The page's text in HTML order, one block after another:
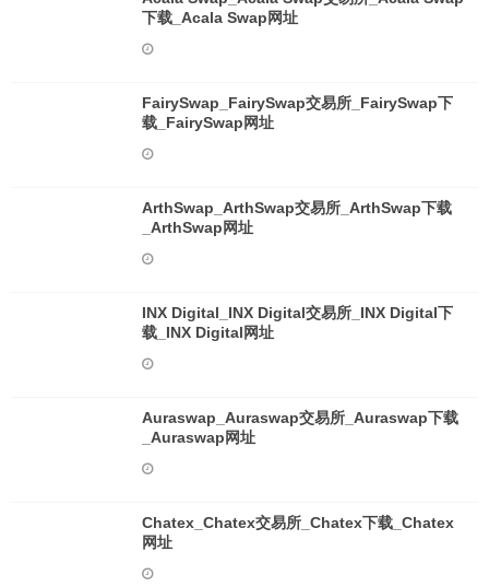
下载_Acala Swap网址
FairySwap_FairySwap交易所_FairySwap下
载_FairySwap网址
ArthSwap_ArthSwap交易所_ArthSwap下载
_ArthSwap网址
INX Digital_INX Digital交易所_INX Digital下
载_INX Digital网址
Auraswap_Auraswap交易所_Auraswap下载
_Auraswap网址
Chatex_Chatex交易所_Chatex下载_Chatex
网址